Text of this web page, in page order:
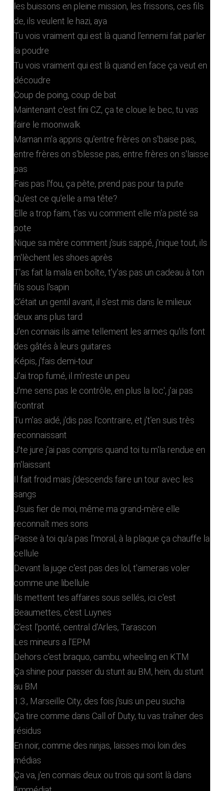
les buissons en pleine mission, les frissons, ces fils
de, ils veulent le hazi, aya
Tu vois vraiment qui est là quand l'ennemi fait parler
la poudre
Tu vois vraiment qui est là quand en face ça veut en
découdre
Coup de poing, coup de bat
Maintenant c'est fini CZ, ça te cloue le bec, tu vas
faire le moonwalk
Maman m'a appris qu'entre frères on s'baise pas,
entre frères on s'blesse pas, entre frères on s'laisse
pas
Fais pas l'fou, ça pète, prend pas pour ta pute
Qu'est ce qu'elle a ma tête?
Elle a trop faim, t'as vu comment elle m'a pisté sa
pote
Nique sa mère comment j'suis sappé, j'nique tout, ils
m'lèchent les shoes après
T'as fait la mala en boîte, t'y'as pas un cadeau à ton
fils sous l'sapin
C'était un gentil avant, il s'est mis dans le milieux
deux ans plus tard
J'en connais ils aime tellement les armes qu'ils font
des gâtés à leurs guitares
Képis, j'fais demi-tour
J'ai trop fumé, il m'reste un peu
J'me sens pas le contrôle, en plus la loc', j'ai pas
l'contrat
Tu m'as aidé, j'dis pas l'contraire, et j't'en suis très
reconnaissant
J'te jure j'ai pas compris quand toi tu m'la rendue en
m'laissant
Il fait froid mais j'descends faire un tour avec les
sangs
J'suis fier de moi, même ma grand-mère elle
reconnaît mes sons
Passe à toi qu'a pas l'moral, à la plaque ça chauffe la
cellule
Devant la juge c'est pas des lol, t'aimerais voler
comme une libellule
Ils mettent tes affaires sous sellés, ici c'est
Beaumettes, c'est Luynes
C'est l'ponté, central d'Arles, Tarascon
Les mineurs a l'EPM
Dehors c'est braquo, cambu, wheeling en KTM
Ça shine pour passer du stunt au BM, hein, du stunt
au BM
1.3., Marseille City, des fois j'suis un peu sucha
Ça tire comme dans Call of Duty, tu vas traîner des
résidus
En noir, comme des ninjas, laisses moi loin des
médias
Ça va, j'en connais deux ou trois qui sont là dans